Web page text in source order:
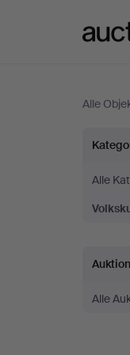
Alle
bei
Alle
Alle